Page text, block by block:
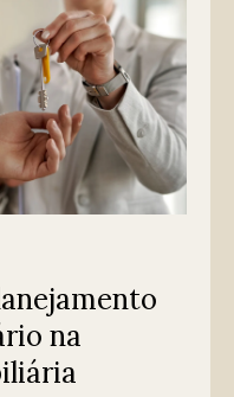
na